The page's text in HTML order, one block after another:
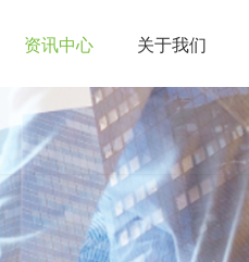
资讯中心 关于我们